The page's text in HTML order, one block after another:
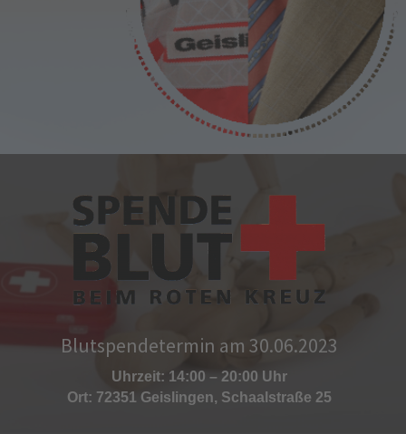
Blutspendetermin am 30.06.2023
Uhrzeit: 14:00 – 20:00 Uhr
Ort: 72351 Geislingen, Schaalstraße 25